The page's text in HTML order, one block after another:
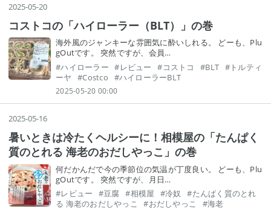
2025-05-20
コストコの「ハイローラー（BLT）」の巻
海外風のジャンキーな雰囲気に酔いしれる。 どーも、Plu
gOutです。 突然ですが、会員…
#ハイローラー #レビュー #コストコ #BLT # トルティ
ーヤ
#Costco #ハイローラーBLT
2025-05-20 00:00
2025-05-16
暑いときは冷たくヘルシーに！相模屋の「たんぱく
質のとれる 海老のおだしやっこ」の巻
何だかんだで今の季節位の気温が丁度良い。 どーも、Plu
gOutです。 突然ですが、月日…
#レビュー #豆腐 #相模屋 #冷奴 #たんぱく質のとれ
る 海老のおだしやっこ
#おだしやっこ #海老